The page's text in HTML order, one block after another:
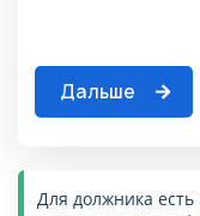
Дальше
Для должника есть